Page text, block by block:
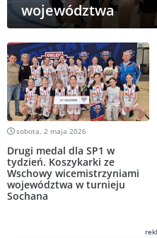
województwa
sobota, 2 maja 2026
Drugi medal dla SP1 w
tydzień. Koszykarki ze
Wschowy wicemistrzyniami
województwa w turnieju
Sochana